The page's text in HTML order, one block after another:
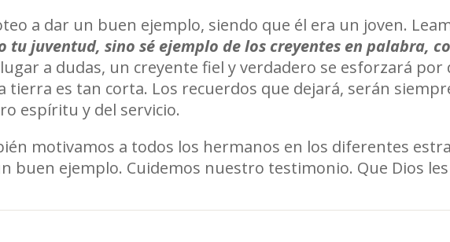
a dar un buen ejemplo, siendo que él era un joven.
tu juventud, sino sé ejemplo de los creyentes en palabra,
a dudas, un creyente fiel y verdadero se esforzará por
tierra es tan corta. Los recuerdos que dejará, serán
espíritu y del servicio.
motivamos a todos los hermanos en los diferentes
buen ejemplo. Cuidemos nuestro testimonio. Que Dios